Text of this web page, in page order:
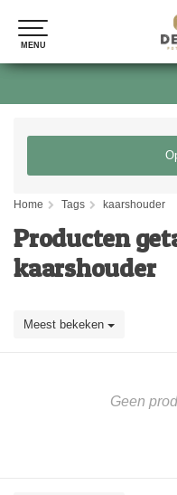
MENU
MENU
Home Tags kaarshouder
Producten
kaarshouder
Meest bekeken
Geen